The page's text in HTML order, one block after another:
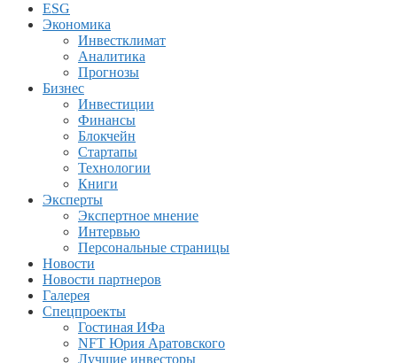
ESG
Экономика
Инвестклимат
Аналитика
Прогнозы
Бизнес
Инвестиции
Финансы
Блокчейн
Стартапы
Технологии
Книги
Эксперты
Экспертное мнение
Интервью
Персональные страницы
Новости
Новости партнеров
Галерея
Спецпроекты
Гостиная ИФа
NFT Юрия Аратовского
Лучшие инвесторы